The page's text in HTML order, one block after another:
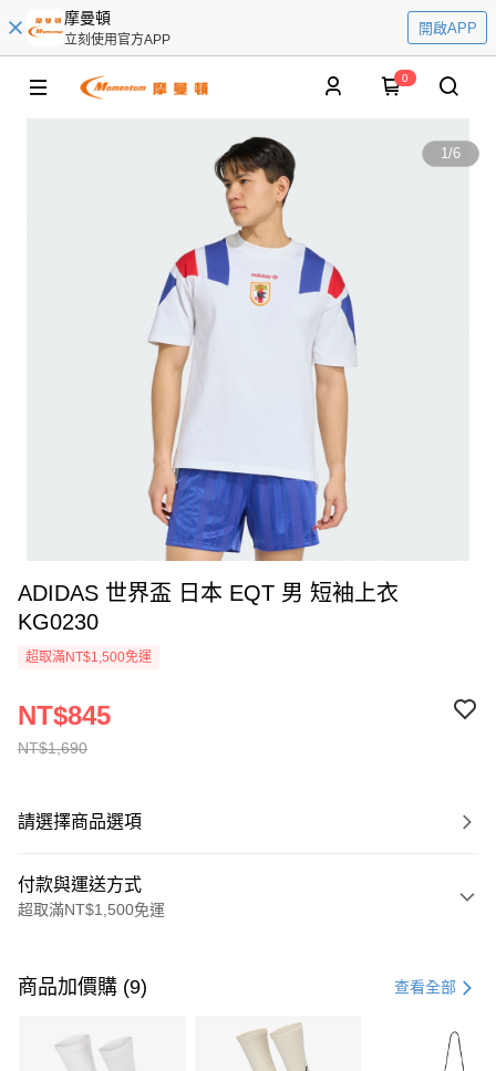
摩曼頓
立刻使用官方APP
開啟APP
0
1/6
ADIDAS 世界盃 日本 EQT 男 短袖上衣
KG0230
超取滿NT$1,500免運
NT$1,690
NT$845
請選擇商品選項
付款與運送方式
超取滿NT$1,500免運
信用卡一次付款
3 期 0 利率 每期 21家銀行
商品加價購 (9) 查看全部